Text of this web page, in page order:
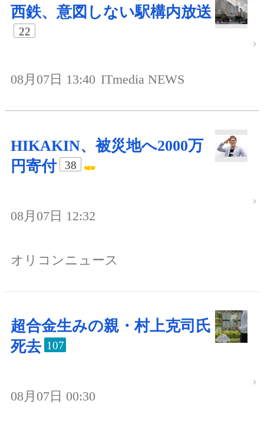
西鉄、意図しない駅構内放送
22
08月07日 13:40 ITmedia NEWS
HIKAKIN、被災地へ2000万
円寄付
38
08月07日 12:32
オリコンニュース
超合金生みの親・村上克司氏
死去 107
08月07日 00:30